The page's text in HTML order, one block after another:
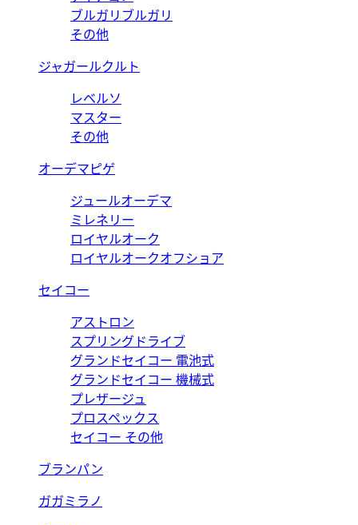
ブルガリブルガリ
その他
ジャガールクルト
レベルソ
マスター
その他
オーデマピゲ
ジュールオーデマ
ミレネリー
ロイヤルオーク
ロイヤルオークオフショア
セイコー
アストロン
スプリングドライブ
グランドセイコー 電池式
グランドセイコー 機械式
プレザージュ
プロスペックス
セイコー その他
ブランパン
ガガミラノ